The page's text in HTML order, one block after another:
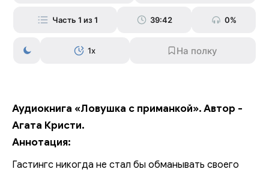
Часть 1 из 1 39:42 0%
1x
Аудиокнига «Ловушка с приманкой». Автор -
Агата Кристи.
Аннотация:
Гастингс никогда не стал бы обманывать своего